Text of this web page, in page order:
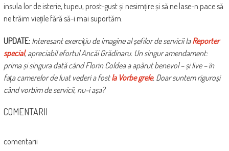
insula lor de isterie, tupeu, prost-gust și nesimțire și să ne lase-n pace să
ne trăim viețile fără să-i mai suportăm.
UPDATE: Interesant exercițiu de imagine al șefilor de servicii laReporter
special, apreciabil efortul Ancăi Grădinaru. Un singur amendament:
prima și singura dată când Florin Coldea a apărut benevol – și live – în
fața camerelor de luat vederi a fostla Vorbe grele. Doar suntem riguroși
când vorbim de servicii, nu-i așa?
COMENTARII
comentarii